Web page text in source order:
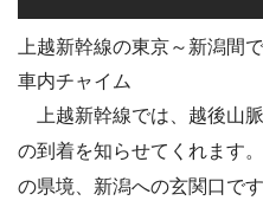
上越新幹線の東京～新潟間
車内チャイム
上越新幹線では、越後山
の到着を知らせてくれます
の県境、新潟への玄関口です